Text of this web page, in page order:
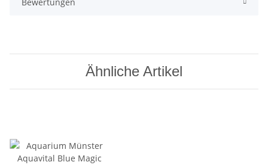
Ähnliche Artikel